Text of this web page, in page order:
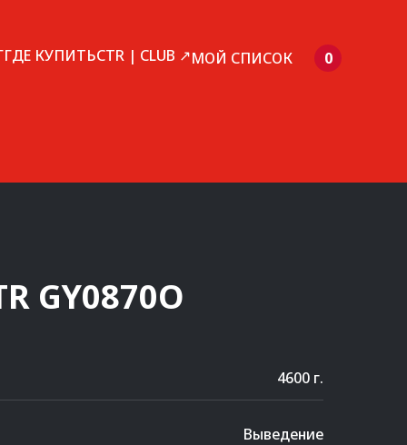
ГДЕ КУПИТЬCTR | CLUB ↗МОЙ СПИСОК 0
GY0870O
4600 г.
Выведение